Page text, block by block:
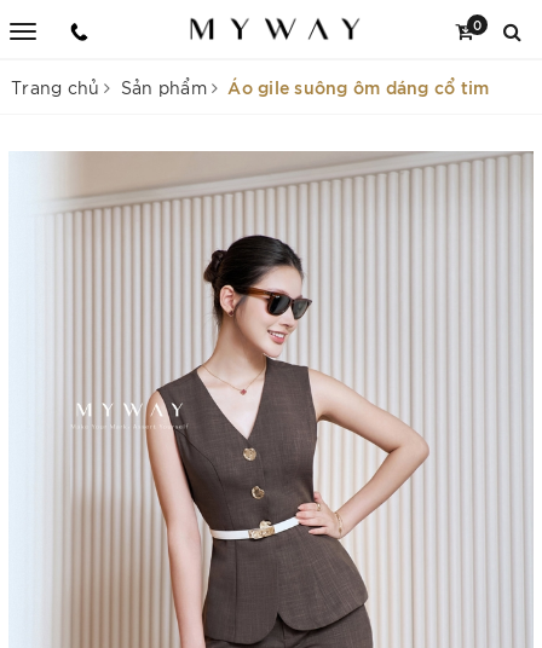
0
Trang chủ Sản phẩm Áo gile suông ôm dáng cổ tim